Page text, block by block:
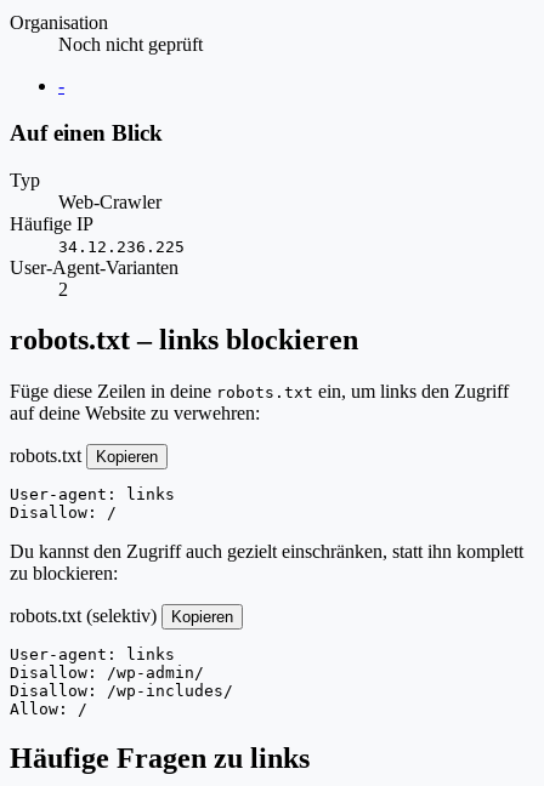
Organisation
Noch nicht geprüft
Website
-
Auf einen Blick
Typ
Web-Crawler
Häufige IP
34.12.236.225
User-Agent-Varianten
2
robots.txt – links blockieren
Füge diese Zeilen in deine robots.txt ein, um links den Zugriff
auf deine Website zu verwehren:
robots.txt Kopieren
User-agent: links
Disallow: /
Du kannst den Zugriff auch gezielt einschränken, statt ihn komplett
zu blockieren:
robots.txt (selektiv) Kopieren
User-agent: links
Disallow: /wp-admin/
Disallow: /wp-includes/
Allow: /
Häufige Fragen zu links